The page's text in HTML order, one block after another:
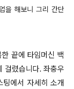
을 해보니 그리 간단
끝에 타임머신 백
걸렸습니다. 좌충우
에서 자세히 소개